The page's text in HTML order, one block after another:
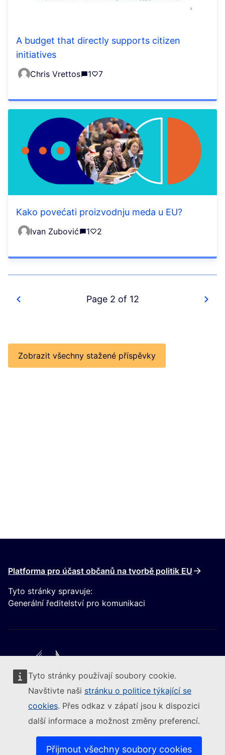
Tyto stránky používají soubory cookie.
Navštivte naši stránku o politice týkající se
cookies. Přes odkaz v zápatí jsou k dispozici
další informace a možnost změny preferencí.
Přijmout všechny soubory cookies
A budget that directly supports citizen
initiatives
Chris Vrettos 1 7
Kako povećati proizvodnju meda u EU?
Ivan Zubović 1 2
Page 2 of 12
Zobrazit všechny stažené příspěvky
Platforma pro účast občanů na tvorbě politik EU
Tyto stránky spravuje:
Generální ředitelství pro komunikaci
Следвайте Европейската комисия
Kontakt(Externí odkaz)
Nahlásit zranitelnost IT (Externí odkaz)
Jazyková politika na našich internetových stránkách
(Externí odkaz)